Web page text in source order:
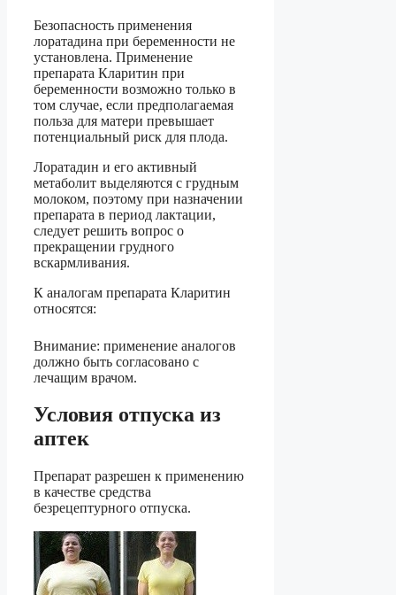
Безопасность применения
лоратадина при беременности не
установлена. Применение
препарата Кларитин при
беременности возможно только в
том случае, если предполагаемая
польза для матери превышает
потенциальный риск для плода.
Лоратадин и его активный
метаболит выделяются с грудным
молоком, поэтому при назначении
препарата в период лактации,
следует решить вопрос о
прекращении грудного
вскармливания.
К аналогам препарата Кларитин
относятся:
Внимание: применение аналогов
должно быть согласовано с
лечащим врачом.
Условия отпуска из
аптек
Препарат разрешен к применению
в качестве средства
безрецептурного отпуска.